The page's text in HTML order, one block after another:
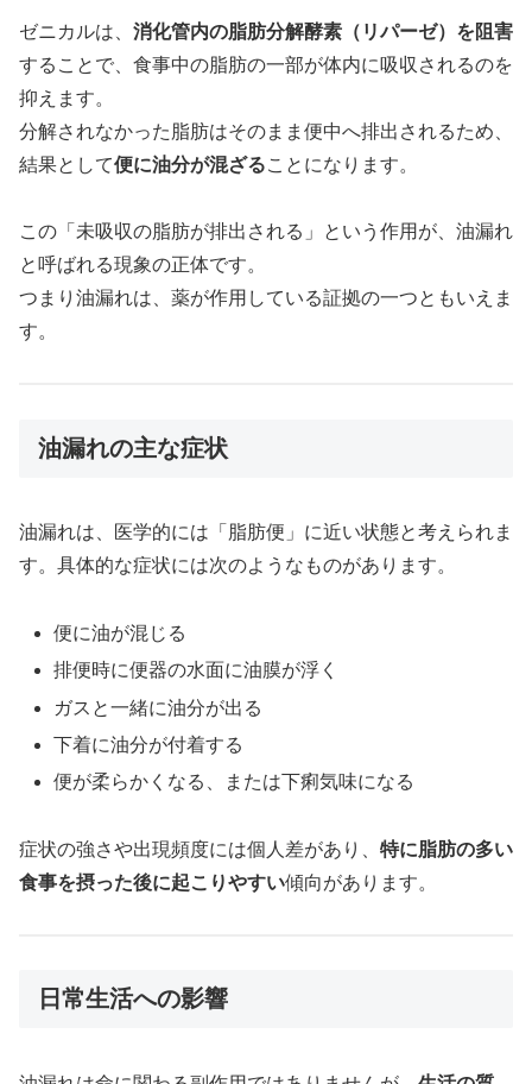
ゼニカルは、 消化管内の脂肪分解酵素（リパーゼ）を阻害
することで、食事中の脂肪の一部が体内に吸収されるのを
抑えます。
分解されなかった脂肪はそのまま便中へ排出されるため、
結果として便に油分が混ざることになります。
この「未吸収の脂肪が排出される」という作用が、油漏れ
と呼ばれる現象の正体です。
つまり油漏れは、薬が作用している証拠の一つともいえま
す。
油漏れの主な症状
油漏れは、医学的には「脂肪便」に近い状態と考えられま
す。具体的な症状には次のようなものがあります。
便に油が混じる
排便時に便器の水面に油膜が浮く
ガスと一緒に油分が出る
下着に油分が付着する
便が柔らかくなる、または下痢気味になる
症状の強さや出現頻度には個人差があり、 特に脂肪の多い
食事を摂った後に起こりやすい傾向があります。
日常生活への影響